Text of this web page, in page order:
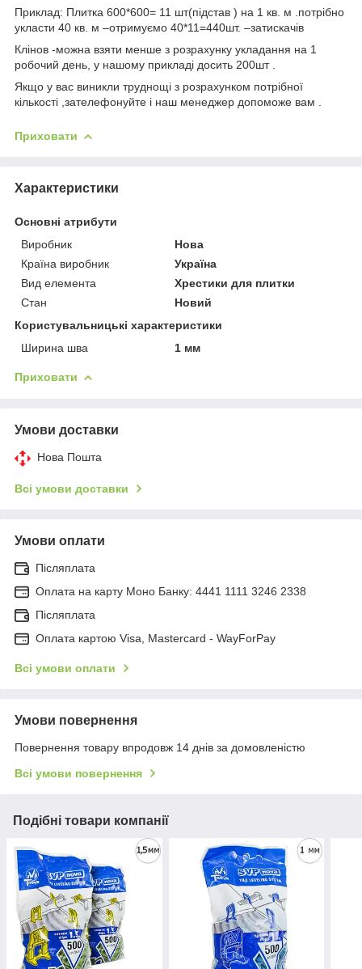
Приклад: Плитка 600*600= 11 шт(підстав ) на 1 кв. м .потрібно
укласти 40 кв. м –отримуємо 40*11=440шт. –затискачів
Клінов -можна взяти менше з розрахунку укладання на 1
робочий день, у нашому прикладі досить 200шт .
Якщо у вас виникли труднощі з розрахунком потрібної
кількості ,зателефонуйте і наш менеджер допоможе вам .
Приховати
Характеристики
Основні атрибути
Виробник
Нова
Країна виробник
Україна
Вид елемента
Хрестики для плитки
Стан
Новий
Користувальницькі характеристики
Ширина шва
1 мм
Приховати
Умови доставки
Нова Пошта
Всі умови доставки
Умови оплати
Післяплата
Оплата на карту Моно Банку: 4441 1111 3246 2338
Післяплата
Оплата картою Visa, Mastercard - WayForPay
Всі умови оплати
Умови повернення
Повернення товару впродовж 14 днів за домовленістю
Всі умови повернення
Подібні товари компанії